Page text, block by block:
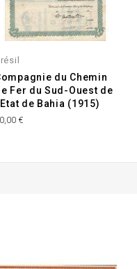
du Chemin
Fer du Sud-Ouest de
de Bahia (1915)
€